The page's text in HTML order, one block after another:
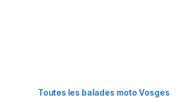
Toutes les balades moto Vosges